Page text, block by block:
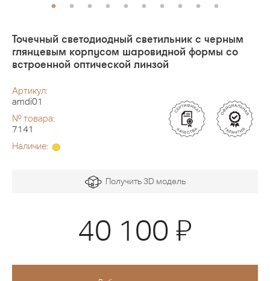
Точечный светодиодный светильник с черным
глянцевым корпусом шаровидной формы со
встроенной оптической линзой
Артикул:
amdi01
№ товара:
7141
Наличие:
Получить 3D модель
40 100 Я